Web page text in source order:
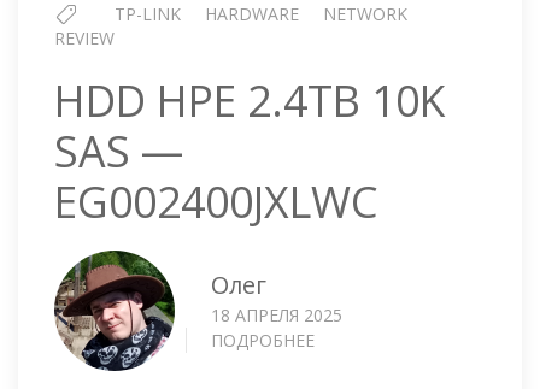
TP-LINK HARDWARE
NETWORK
REVIEW
HDD HPE 2.4TB 10K
SAS —
EG002400JXLWC
Олег
18 АПРЕЛЯ 2025
ПОДРОБНЕЕ